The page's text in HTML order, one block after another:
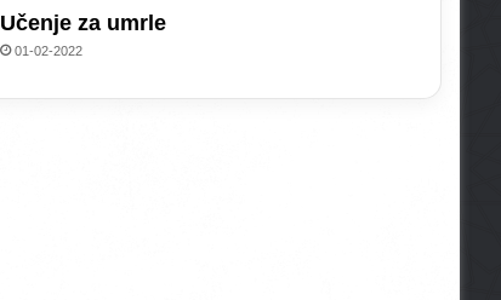
Učenje za umrle
01-02-2022